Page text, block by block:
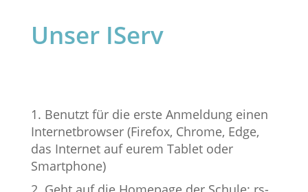
Unser IServ
Benutzt für die erste Anmeldung einen
Internetbrowser (Firefox, Chrome, Edge,
das Internet auf eurem Tablet oder
Smartphone)